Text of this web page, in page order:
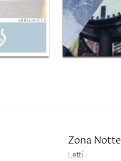
Zona Notte
Letti